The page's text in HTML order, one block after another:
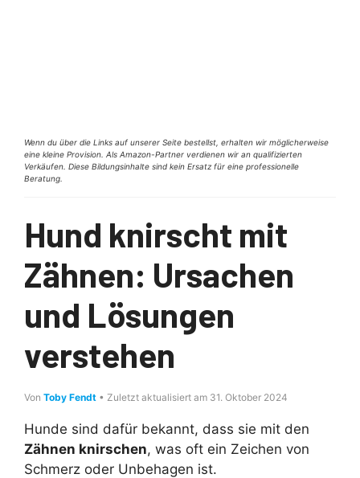
Wenn du über die Links auf unserer Seite bestellst, erhalten wir möglicherweise
eine kleine Provision. Als Amazon-Partner verdienen wir an qualifizierten
Verkäufen. Diese Bildungsinhalte sind kein Ersatz für eine professionelle
Beratung.
Hund knirscht mit
Zähnen: Ursachen
und Lösungen
verstehen
Von Toby Fendt • Zuletzt aktualisiert am 31. Oktober 2024
Hunde sind dafür bekannt, dass sie mit den
Zähnen knirschen, was oft ein Zeichen von
Schmerz oder Unbehagen ist.